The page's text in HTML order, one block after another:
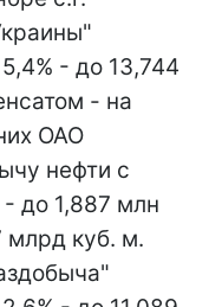
- до 13,744
- на
ОАО
нефти с
- до 1,887 млн
млрд куб. м.